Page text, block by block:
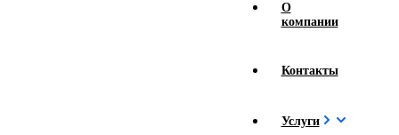
О
компании
Контакты
Услуги